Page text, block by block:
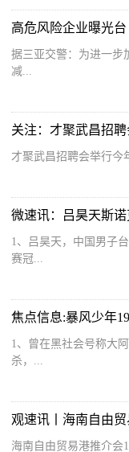
高危风险企业曝光台
据三亚交警：为进一步
减...
才聚武昌招聘会举行今
微速讯：吕昊天斯
1、吕昊天，中国男子
赛冠...
焦点信息:暴风少年
1、曾在黑社会号称大
杀，...
观速讯丨海南自由
海南自由贸易港推介会